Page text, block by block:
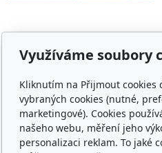
E-shop
Jaké nosítko vybrat
Obchodní podmínky
Platba, doprava, vrácení
Využíváme soubory
Kliknutím na Přijmout cookies
vybraných cookies (nutné,
marketingové). Cookies
našeho webu, měření jeho
personalizaci reklam. To jaké